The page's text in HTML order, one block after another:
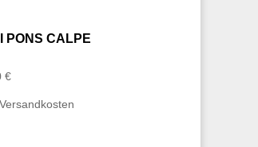
PONS CALPE
€
Versandkosten